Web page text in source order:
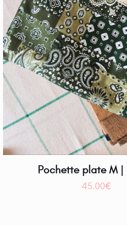
Pochette plate M |
45.00€